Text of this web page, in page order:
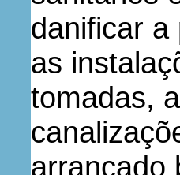
danificar a
as
tomadas,
arrancado